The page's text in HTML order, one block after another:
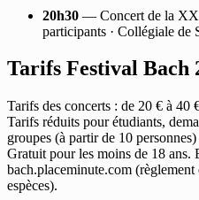
20h30 — Concert de la
participants · Collégiale de
Tarifs Festival Bach
Tarifs des concerts : de 20 € à 40
Tarifs réduits pour étudiants,
groupes (à partir de 10
Gratuit pour les moins de 18
bach.placeminute.com
espèces).